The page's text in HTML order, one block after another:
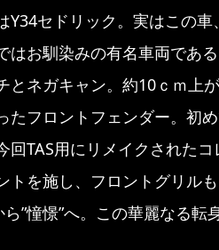
Y34セドリック。実はこの
はお馴染みの有名車両であ
とネガキャン。約10ｃｍ上
たフロントフェンダー。初
回TAS用にリメイクされた
トを施し、フロントグリル
ら”憧憬”へ。この華麗なる